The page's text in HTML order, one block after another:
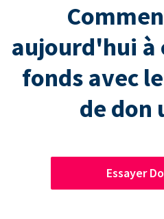
aujourd'hui à
fonds avec
de don
Essayer